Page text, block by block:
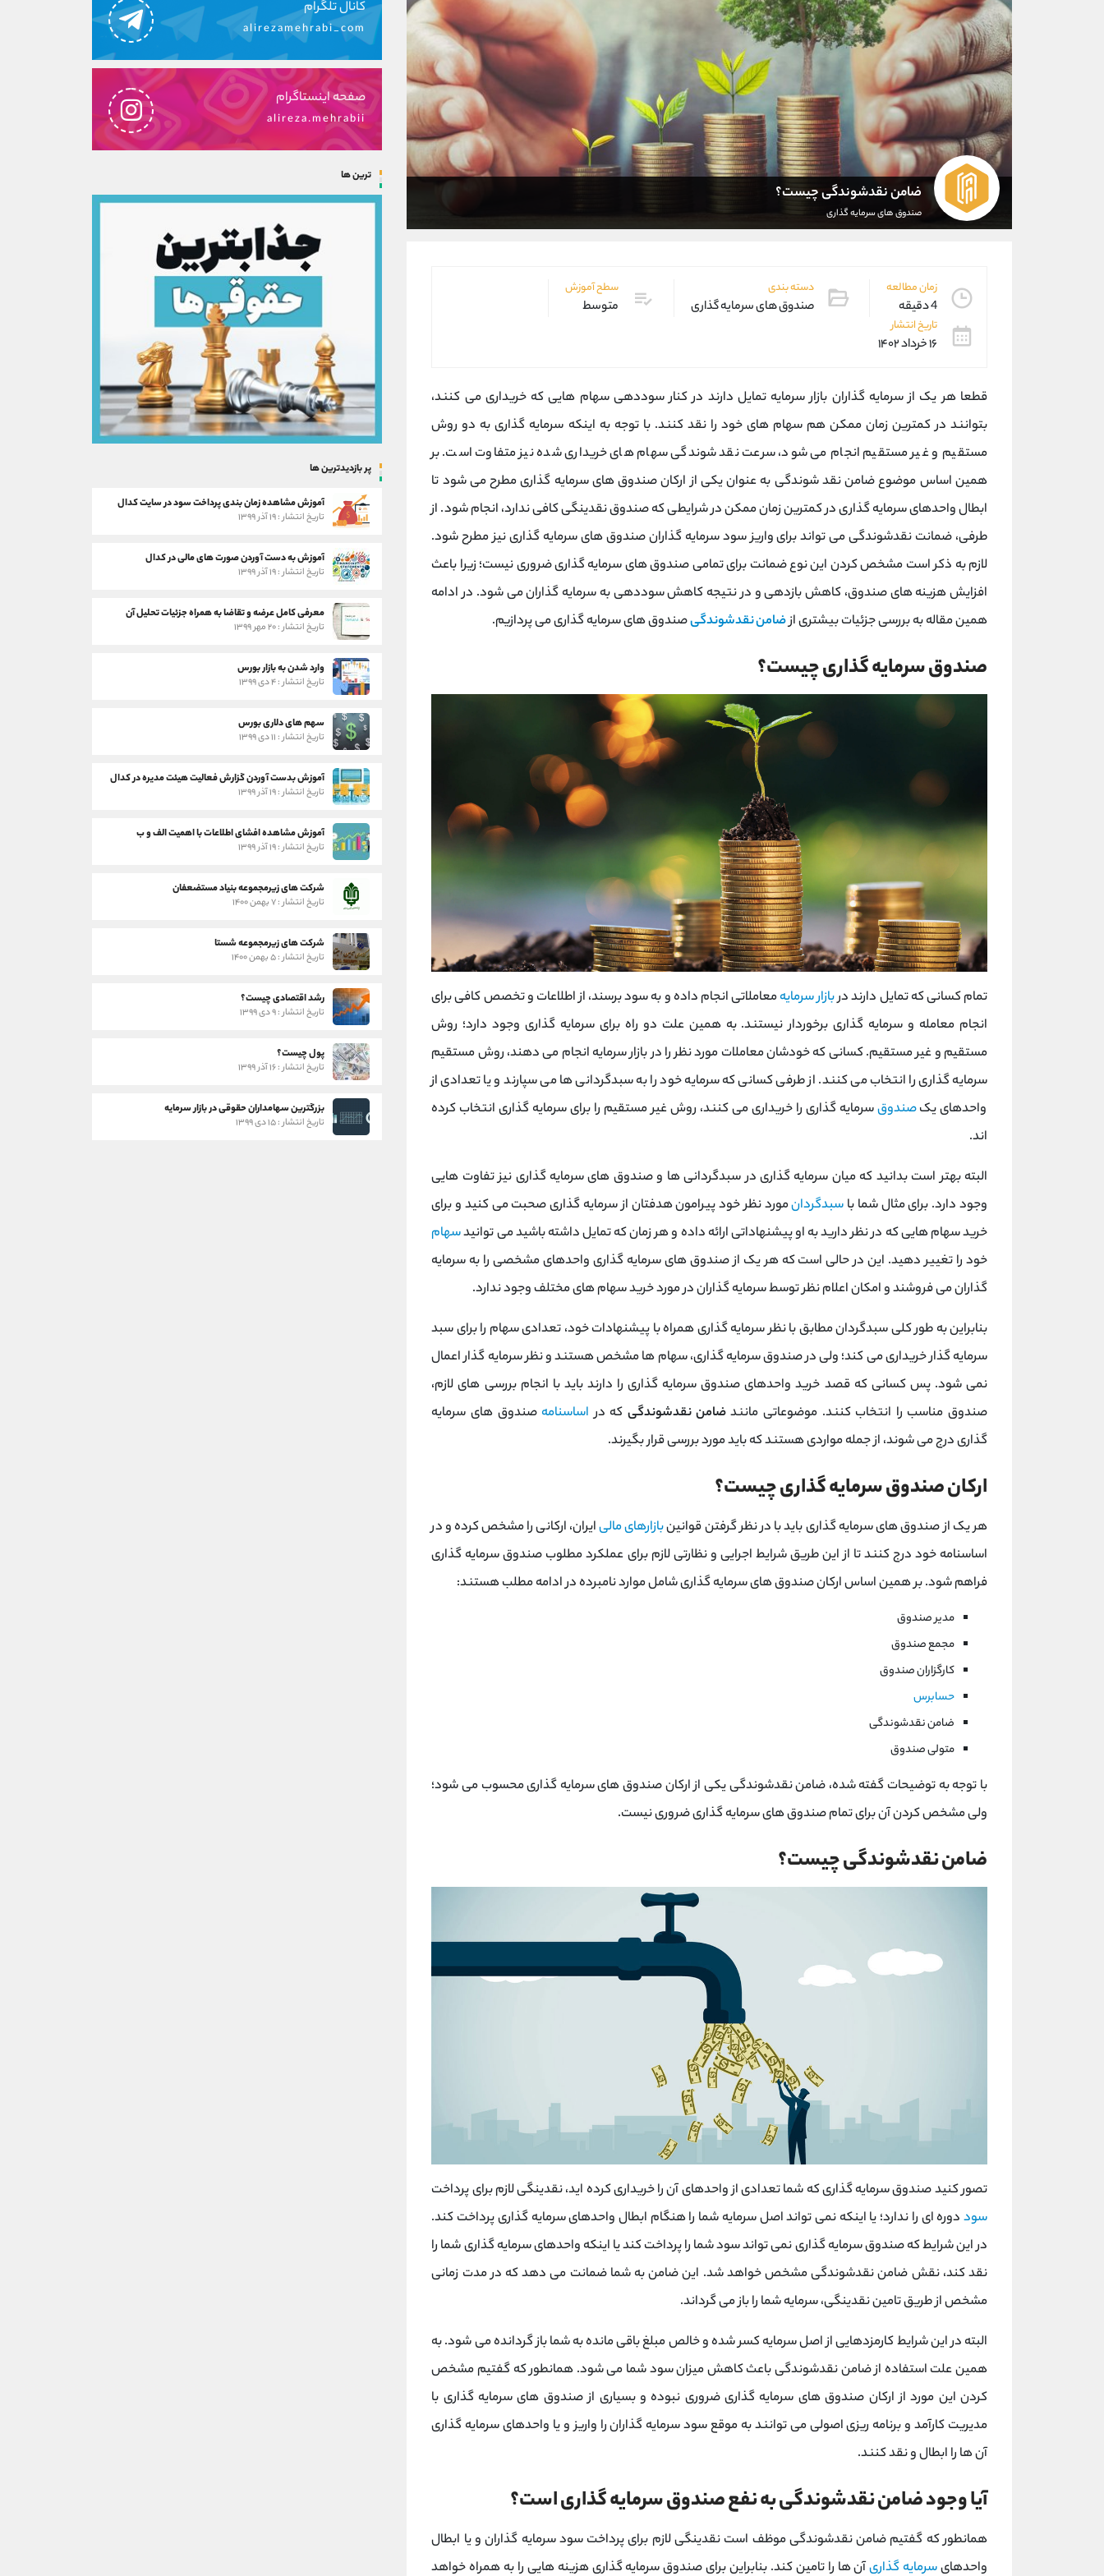
ضامن نقدشوندگی چیست؟
صندوق های سرمایه گذاری
زمان مطالعه
4 دقیقه
دسته بندی
صندوق های سرمایه گذاری
سطح آموزش
متوسط
تاریخ انتشار
۱۶ خرداد ۱۴۰۲
قطعا هر یک از سرمایه گذاران بازار سرمایه تمایل دارند در کنار سوددهی سهام هایی که خریداری می کنند،
بتوانند در کمترین زمان ممکن هم سهام های خود را نقد کنند. با توجه به اینکه سرمایه گذاری به دو روش
مستقیم و غیر مستقیم انجام می شود، سرعت نقد شوندگی سهام های خریداری شده نیز متفاوت است. بر
همین اساس موضوع ضامن نقد شوندگی به عنوان یکی از ارکان صندوق های سرمایه گذاری مطرح می شود تا
ابطال واحدهای سرمایه گذاری در کمترین زمان ممکن در شرایطی که صندوق نقدینگی کافی ندارد، انجام شود. از
طرفی، ضمانت نقدشوندگی می تواند برای واریز سود سرمایه گذاران صندوق های سرمایه گذاری نیز مطرح شود.
لازم به ذکر است مشخص کردن این نوع ضمانت برای تمامی صندوق های سرمایه گذاری ضروری نیست؛ زیرا باعث
افزایش هزینه های صندوق، کاهش بازدهی و در نتیجه کاهش سوددهی به سرمایه گذاران می شود. در ادامه
همین مقاله به بررسی جزئیات بیشتری ازضامن نقدشوندگیصندوق های سرمایه گذاری می پردازیم.
صندوق سرمایه گذاری چیست؟
تمام کسانی که تمایل دارند دربازار سرمایهمعاملاتی انجام داده و به سود برسند، از اطلاعات و تخصص کافی برای
انجام معامله و سرمایه گذاری برخوردار نیستند. به همین علت دو راه برای سرمایه گذاری وجود دارد؛ روش
مستقیم و غیر مستقیم. کسانی که خودشان معاملات مورد نظر را در بازار سرمایه انجام می دهند، روش مستقیم
سرمایه گذاری را انتخاب می کنند. از طرفی کسانی که سرمایه خود را به سبدگردانی ها می سپارند و یا تعدادی از
واحدهای یکصندوقسرمایه گذاری را خریداری می کنند، روش غیر مستقیم را برای سرمایه گذاری انتخاب کرده
اند.
البته بهتر است بدانید که میان سرمایه گذاری در سبدگردانی ها و صندوق های سرمایه گذاری نیز تفاوت هایی
وجود دارد. برای مثال شما با سبدگردانمورد نظر خود پیرامون هدفتان از سرمایه گذاری صحبت می کنید و برای
خرید سهام هایی که در نظر دارید به او پیشنهاداتی ارائه داده و هر زمان که تمایل داشته باشید می توانیدسهام
خود را تغییر دهید. این در حالی است که هر یک از صندوق های سرمایه گذاری واحدهای مشخصی را به سرمایه
گذاران می فروشند و امکان اعلام نظر توسط سرمایه گذاران در مورد خرید سهام های مختلف وجود ندارد.
بنابراین به طور کلی سبدگردان مطابق با نظر سرمایه گذاری همراه با پیشنهادات خود، تعدادی سهام را برای سبد
سرمایه گذار خریداری می کند؛ ولی در صندوق سرمایه گذاری، سهام ها مشخص هستند و نظر سرمایه گذار اعمال
نمی شود. پس کسانی که قصد خرید واحدهای صندوق سرمایه گذاری را دارند باید با انجام بررسی های لازم،
صندوق مناسب را انتخاب کنند. موضوعاتی مانندضامن نقدشوندگیکه در اساسنامه صندوق های سرمایه
گذاری درج می شوند، از جمله مواردی هستند که باید مورد بررسی قرار بگیرند.
ارکان صندوق سرمایه گذاری چیست؟
هر یک از صندوق های سرمایه گذاری باید با در نظر گرفتن قوانینبازارهای مالیایران، ارکانی را مشخص کرده و در
اساسنامه خود درج کنند تا از این طریق شرایط اجرایی و نظارتی لازم برای عملکرد مطلوب صندوق سرمایه گذاری
فراهم شود. بر همین اساس ارکان صندوق های سرمایه گذاری شامل موارد نامبرده در ادامه مطلب هستند:
مدیر صندوق
مجمع صندوق
کارگزاران صندوق
حسابرس
ضامن نقدشوندگی
متولی صندوق
با توجه به توضیحات گفته شده، ضامن نقدشوندگی یکی از ارکان صندوق های سرمایه گذاری محسوب می شود؛
ولی مشخص کردن آن برای تمام صندوق های سرمایه گذاری ضروری نیست.
ضامن نقدشوندگی چیست؟
تصور کنید صندوق سرمایه گذاری که شما تعدادی از واحدهای آن را خریداری کرده اید، نقدینگی لازم برای پرداخت
سود دوره ای را ندارد؛ یا اینکه نمی تواند اصل سرمایه شما را هنگام ابطال واحدهای سرمایه گذاری پرداخت کند.
در این شرایط که صندوق سرمایه گذاری نمی تواند سود شما را پرداخت کند یا اینکه واحدهای سرمایه گذاری شما را
نقد کند، نقش ضامن نقدشوندگی مشخص خواهد شد. این ضامن به شما ضمانت می دهد که در مدت زمانی
مشخص از طریق تامین نقدینگی، سرمایه شما را باز می گرداند.
البته در این شرایط کارمزدهایی از اصل سرمایه کسر شده و خالص مبلغ باقی مانده به شما باز گردانده می شود. به
همین علت استفاده از ضامن نقدشوندگی باعث کاهش میزان سود شما می شود. همانطور که گفتیم مشخص
کردن این مورد از ارکان صندوق های سرمایه گذاری ضروری نبوده و بسیاری از صندوق های سرمایه گذاری با
مدیریت کارآمد و برنامه ریزی اصولی می توانند به موقع سود سرمایه گذاران را واریز و یا واحدهای سرمایه گذاری
آن ها را ابطال و نقد کنند.
آیا وجود ضامن نقدشوندگی به نفع صندوق سرمایه گذاری است؟
همانطور که گفتیم ضامن نقدشوندگی موظف است نقدینگی لازم برای پرداخت سود سرمایه گذاران و یا ابطال
واحدهایسرمایه گذاریآن ها را تامین کند. بنابراین برای صندوق سرمایه گذاری هزینه هایی را به همراه خواهد
کانال تلگرام
alirezamehrabi_com
صفحه اینستاگرام
alireza.mehrabii
ترین ها
پر بازدیدترین ها
آموزش مشاهده زمان بندی پرداخت سود در سایت کدال
تاریخ انتشار : ۱۹ آذر ۱۳۹۹
آموزش به دست آوردن صورت های مالی در کدال
تاریخ انتشار : ۱۹ آذر ۱۳۹۹
معرفی کامل عرضه و تقاضا به همراه جزئیات تحلیل آن
تاریخ انتشار : ۲۰ مهر ۱۳۹۹
وارد شدن به بازار بورس
تاریخ انتشار : ۴ دی ۱۳۹۹
سهم های دلاری بورس
تاریخ انتشار : ۱۱ دی ۱۳۹۹
آموزش بدست آوردن گزارش فعالیت هیئت مدیره در کدال
تاریخ انتشار : ۱۹ آذر ۱۳۹۹
آموزش مشاهده افشای اطلاعات با اهمیت الف و ب
تاریخ انتشار : ۱۹ آذر ۱۳۹۹
شرکت های زیرمجموعه بنیاد مستضعفان
تاریخ انتشار : ۷ بهمن ۱۴۰۰
شرکت های زیرمجموعه شستا
تاریخ انتشار : ۵ بهمن ۱۴۰۰
رشد اقتصادی چیست؟
تاریخ انتشار : ۹ دی ۱۳۹۹
پول چیست؟
تاریخ انتشار : ۱۶ آذر ۱۳۹۹
بزرگترین سهامداران حقوقی در بازار سرمایه
تاریخ انتشار : ۱۵ دی ۱۳۹۹